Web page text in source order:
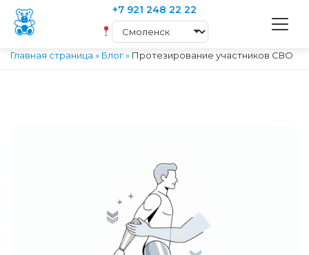
+7 921 248 22 22
Главная страница » Блог» Протезирование участников СВО